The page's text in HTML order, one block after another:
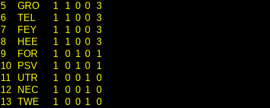
5
GRO 1 1 0 0 3
6
TEL 1 1 0 0 3
7
FEY 1 1 0 0 3
8
HEE 1 1 0 0 3
9
FOR 1 0 1 0
1
10
PSV 1 0 1 0
1
11
UTR 1 0 0 1
0
12
NEC 1 0 0 1
0
13 TWE 1 0 0 1
0